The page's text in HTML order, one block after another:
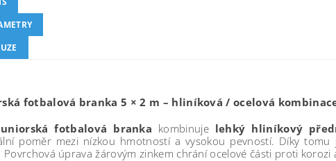
fotbalová branka 5 × 2 m – hliníková / ocelová
fotbalová branka kombinuje lehký hliníkový
poměr mezi nízkou hmotností a vysokou pevností. Díky
Povrchová úprava žárovým zinkem chrání ocelové části proti